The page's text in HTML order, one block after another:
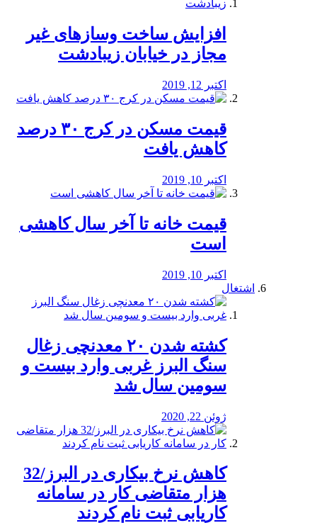
افزایش ساخت وسازهای غیر
مجاز در خیابان زیبادشت
اکتبر 12, 2019
️قیمت مسکن در کرج ۳۰ درصد
کاهش یافت
اکتبر 10, 2019
قیمت خانه تا آخر سال کاهشی
است
اکتبر 10, 2019
اشتغال
کشته شدن ۲۰ معدنچی زغال
سنگ البرز غربی وارد بیست و
سومین سال شد
ژوئن 22, 2020
کاهش نرخ بیکاری در البرز/32
هزار متقاضی کار در سامانه
کاریابی ثبت نام کردند